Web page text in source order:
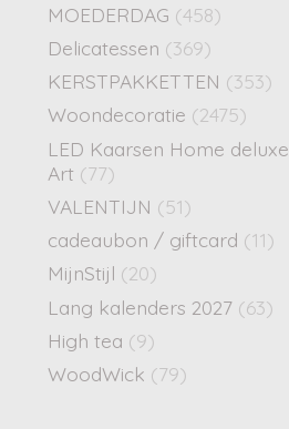
MOEDERDAG (458)
Delicatessen (369)
KERSTPAKKETTEN (353)
Woondecoratie (2475)
LED Kaarsen Home deluxe
Art (77)
VALENTIJN (51)
cadeaubon / giftcard (11)
MijnStijl (20)
Lang kalenders 2027 (63)
High tea (9)
WoodWick (79)